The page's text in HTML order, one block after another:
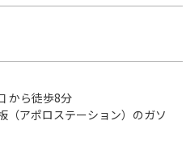
から徒歩8分
（アポロステーション）のガソ